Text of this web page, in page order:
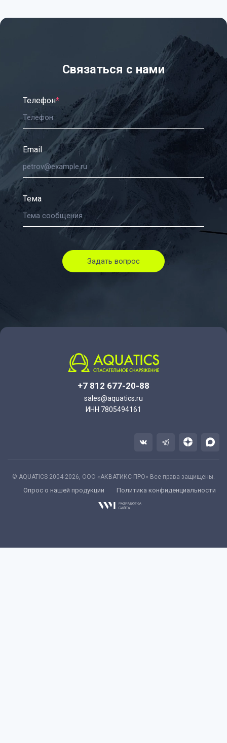
Связаться с нами
Телефон*
Email
Тема
Задать вопрос
+7 812 677-20-88
sales@aquatics.ru
ИНН 7805494161
© AQUATICS 2004-2026, ООО «АКВАТИКС-ПРО» Все права защищены.
Опрос о нашей продукции Политика конфиденциальности